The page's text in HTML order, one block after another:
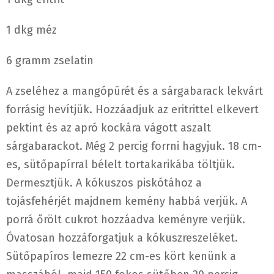
1 dkg méz
6 gramm zselatin
A zseléhez a mangópürét és a sárgabarack lekvárt
forrásig hevítjük. Hozzáadjuk az eritrittel elkevert
pektint és az apró kockára vágott aszalt
sárgabarackot. Még 2 percig forrni hagyjuk. 18 cm-
es, sütőpapírral bélelt tortakarikába töltjük.
Dermesztjük. A kókuszos piskótához a
tojásfehérjét majdnem kemény habbá verjük. A
porrá őrölt cukrot hozzáadva keményre verjük.
Óvatosan hozzáforgatjuk a kókuszreszeléket.
Sütőpapíros lemezre 22 cm-es kört kenünk a